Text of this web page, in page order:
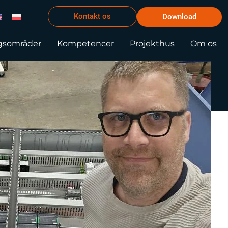
Kontakt os Download
Kompetencer Projekthus Om os